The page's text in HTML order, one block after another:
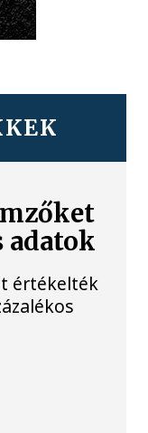
értékelték